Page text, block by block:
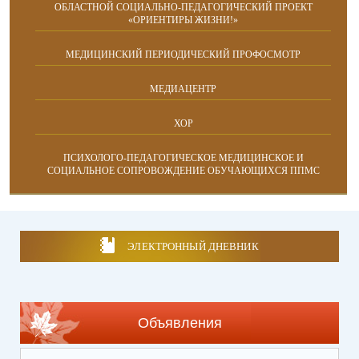
ОБЛАСТНОЙ СОЦИАЛЬНО-ПЕДАГОГИЧЕСКИЙ ПРОЕКТ
«ОРИЕНТИРЫ ЖИЗНИ!»
МЕДИЦИНСКИЙ ПЕРИОДИЧЕСКИЙ ПРОФОСМОТР
МЕДИАЦЕНТР
ХОР
ПСИХОЛОГО-ПЕДАГОГИЧЕСКОЕ МЕДИЦИНСКОЕ И
СОЦИАЛЬНОЕ СОПРОВОЖДЕНИЕ ОБУЧАЮЩИХСЯ ППМС
ЭЛЕКТРОННЫЙ ДНЕВНИК
Объявления